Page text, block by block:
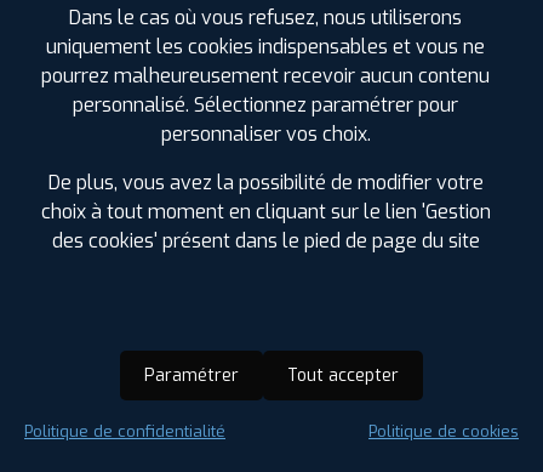
Aucamville (31)
Aussonne (31)
Balma (31)
Beauzelle (31)
Blagnac (31)
Castanet-Tolosan (31)
Colomiers (31)
Frouzins (31)
Dans le cas où vous refusez, nous utiliserons
uniquement les cookies indispensables et vous ne
pourrez malheureusement recevoir aucun contenu
personnalisé. Sélectionnez paramétrer pour
personnaliser vos choix.
De plus, vous avez la possibilité de modifier votre
choix à tout moment en cliquant sur le lien 'Gestion
des cookies' présent dans le pied de page du site
Paramétrer Tout accepter
Politique de confidentialité Politique de cookies